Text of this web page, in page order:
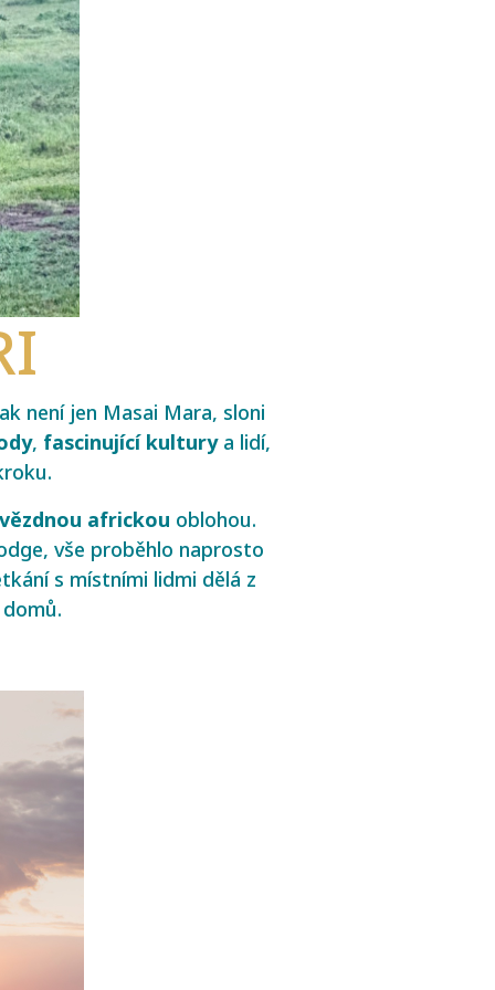
není jen Masai Mara, sloni
, fascinující kulturya lidí,
africkou oblohou.
vše proběhlo naprosto
s místními lidmi dělá z